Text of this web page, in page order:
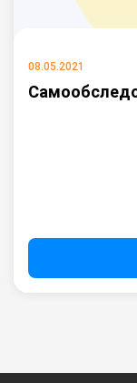
08.05.2021